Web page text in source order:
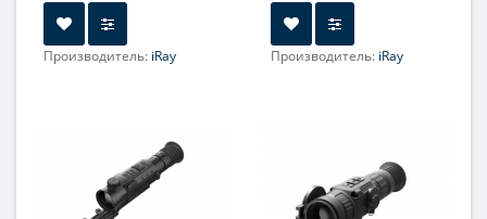
Производитель: iRay
Производитель: iRay